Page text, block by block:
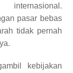
pasar bebas
tidak pernah
kebijakan